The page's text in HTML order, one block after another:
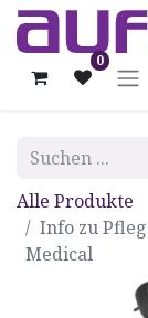
0
Alle Produkte
Info zu
Medical